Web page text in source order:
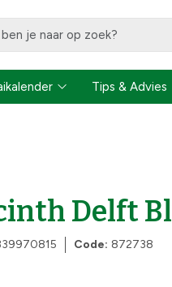
Tips & Advies
Delft
Code: 872738